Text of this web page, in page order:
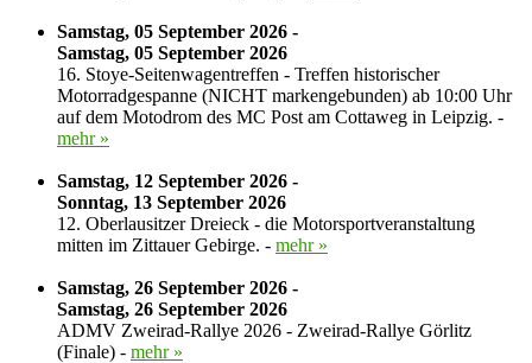
Samstag, 05 September 2026 -
Samstag, 05 September 2026
16. Stoye-Seitenwagentreffen - Treffen historischer
Motorradgespanne (NICHT markengebunden) ab 10:00 Uhr
auf dem Motodrom des MC Post am Cottaweg in Leipzig. -
mehr »
Samstag, 12 September 2026 -
Sonntag, 13 September 2026
12. Oberlausitzer Dreieck - die Motorsportveranstaltung
mitten im Zittauer Gebirge. - mehr »
Samstag, 26 September 2026 -
Samstag, 26 September 2026
ADMV Zweirad-Rallye 2026 - Zweirad-Rallye Görlitz
(Finale) - mehr »